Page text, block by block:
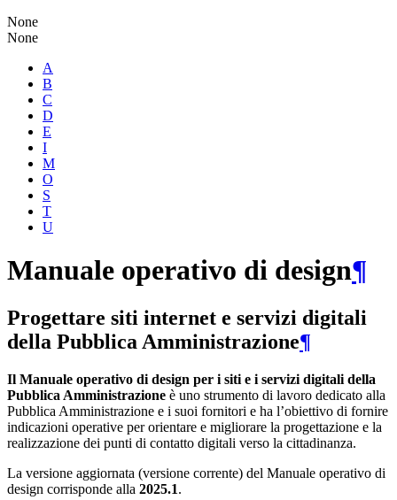
None
None
A
B
C
D
E
I
M
O
S
T
U
Manuale operativo di design¶
Progettare siti internet e servizi digitali
della Pubblica Amministrazione¶
Il Manuale operativo di design per i siti e i servizi digitali della
Pubblica Amministrazione è uno strumento di lavoro dedicato alla
Pubblica Amministrazione e i suoi fornitori e ha l’obiettivo di fornire
indicazioni operative per orientare e migliorare la progettazione e la
realizzazione dei punti di contatto digitali verso la cittadinanza.
La versione aggiornata (versione corrente) del Manuale operativo di
design corrisponde alla 2025.1.